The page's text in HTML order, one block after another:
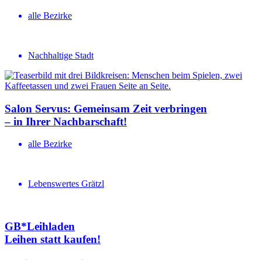
alle Bezirke
Nachhaltige Stadt
Salon Servus: Gemeinsam Zeit verbringen
– in Ihrer Nachbar­schaft!
alle Bezirke
Lebenswertes Grätzl
GB*Leihladen
Leihen statt kaufen!